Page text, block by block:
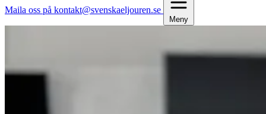
Maila oss på kontakt@svenskaeljouren.se
Meny